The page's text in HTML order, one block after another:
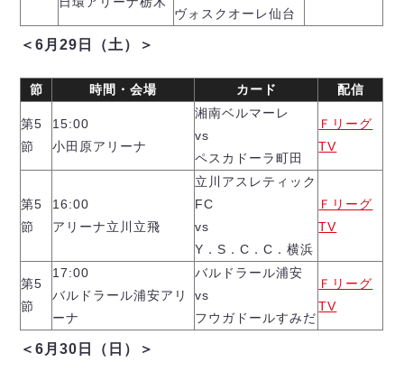
ヴォスクオーレ仙台
＜6月29日（土）＞
節 時間・会場 カード 配信
第5
節
15:00
小田原アリーナ
湘南ベルマーレ
vs
ペスカドーラ町田
Ｆリーグ
TV
第5
節
16:00
アリーナ立川立飛
立川アスレティック
FC
vs
Y．S．C．C．横浜
Ｆリーグ
TV
第5
節
17:00
バルドラール浦安アリ
ーナ
バルドラール浦安
vs
フウガドールすみだ
Ｆリーグ
TV
＜6月30日（日）＞